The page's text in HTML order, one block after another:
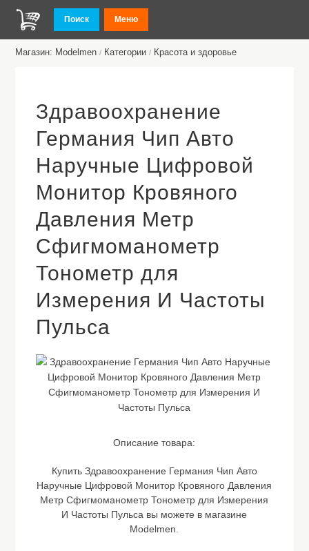
Поиск Меню
Магазин: Modelmen / Категории / Красота и здоровье
Здравоохранение
Германия Чип Авто
Наручные Цифровой
Монитор Кровяного
Давления Метр
Сфигмоманометр
Тонометр для
Измерения И Частоты
Пульса
Описание товара:
Купить Здравоохранение Германия Чип Авто
Наручные Цифровой Монитор Кровяного Давления
Метр Сфигмоманометр Тонометр для Измерения
И Частоты Пульса вы можете в магазине
Modelmen.